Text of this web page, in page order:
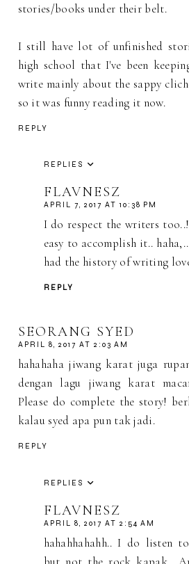
stories/books under their belt.
I still have lot of unfinished
high school that I've been
write mainly about the sappy
so it was funny reading it now.
REPLY
REPLIES
FLAVNESZ
APRIL 7, 2017 AT 10:38 PM
I do respect the writers
easy to accomplish it..
had the history of writing
REPLY
SEORANG SYED
APRIL 8, 2017 AT 2:03 AM
hahahaha jiwang karat juga
dengan lagu jiwang karat
Please do complete the story!
kalau syed apa pun tak jadi.
REPLY
REPLIES
FLAVNESZ
APRIL 8, 2017 AT 2:54 AM
hahahhahahh.. I do listen